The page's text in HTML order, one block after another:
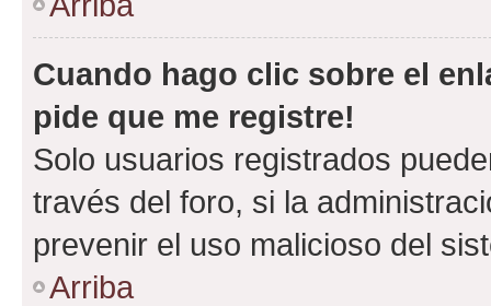
Cuando hago clic sobre el
pide que me registre!
Solo usuarios registrados
través del foro, si la
prevenir el uso malicioso del
Arriba